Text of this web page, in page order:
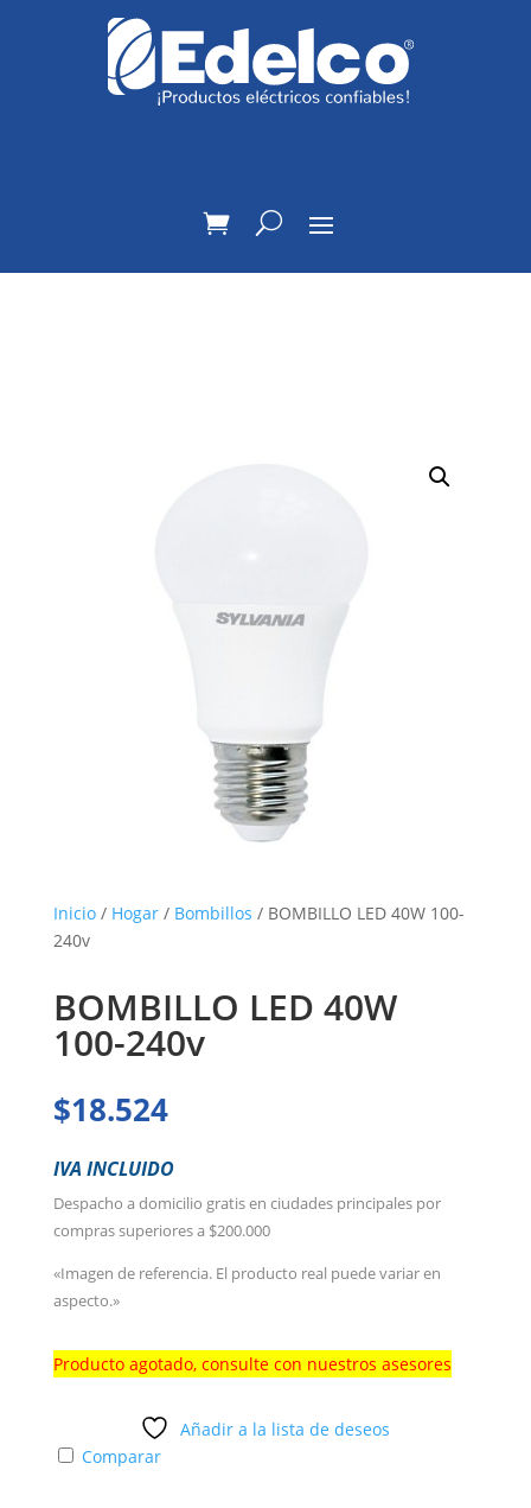
Inicio/ Hogar/ Bombillos / BOMBILLO LED 40W 100-
240v
BOMBILLO LED 40W
100-240v
$18.524
IVA INCLUIDO
Despacho a domicilio gratis en ciudades principales por
compras superiores a $200.000
«Imagen de referencia. El producto real puede variar en
aspecto.»
Producto agotado, consulte con nuestros asesores
Añadir a la lista de deseos
Comparar